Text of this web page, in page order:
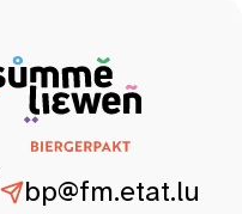
bp@fm.etat.lu